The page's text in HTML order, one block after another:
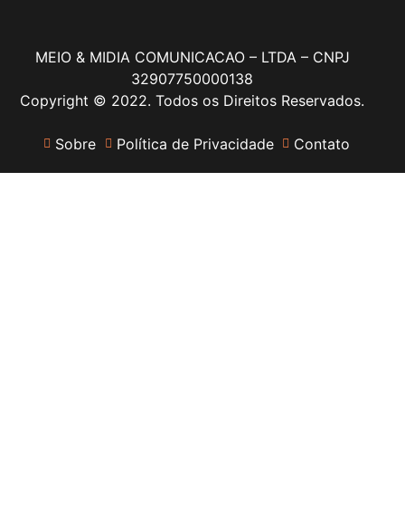
MEIO & MIDIA COMUNICACAO – LTDA – CNPJ
32907750000138
Copyright © 2022. Todos os Direitos Reservados.
Sobre Política de Privacidade Contato